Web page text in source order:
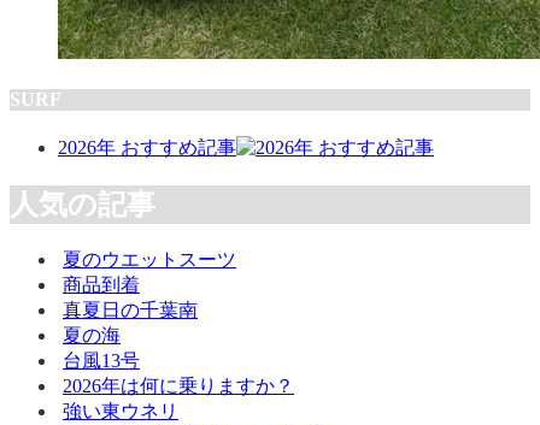
SURF
2026年 おすすめ記事
人気の記事
夏のウエットスーツ
商品到着
真夏日の千葉南
夏の海
台風13号
2026年は何に乗りますか？
強い東ウネリ